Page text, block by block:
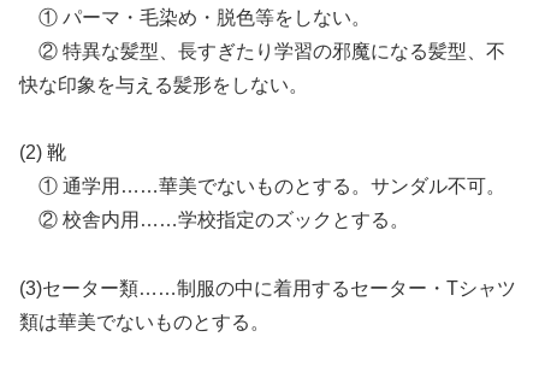
① パーマ・毛染め・脱色等をしない。
② 特異な髪型、長すぎたり学習の邪魔になる髪型、不
快な印象を与える髪形をしない。
(2) 靴
① 通学用……華美でないものとする。サンダル不可。
② 校舎内用……学校指定のズックとする。
(3)セーター類……制服の中に着用するセーター・Tシャツ
類は華美でないものとする。